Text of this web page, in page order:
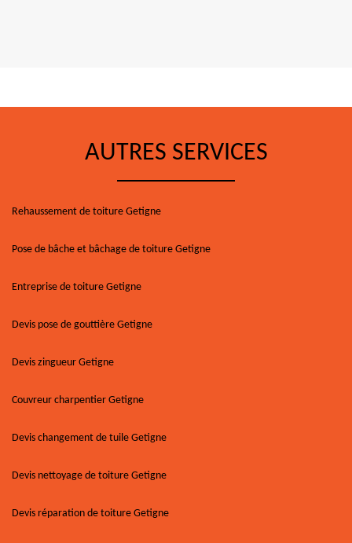
AUTRES SERVICES
Rehaussement de toiture Getigne
Pose de bâche et bâchage de toiture Getigne
Entreprise de toiture Getigne
Devis pose de gouttière Getigne
Devis zingueur Getigne
Couvreur charpentier Getigne
Devis changement de tuile Getigne
Devis nettoyage de toiture Getigne
Devis réparation de toiture Getigne